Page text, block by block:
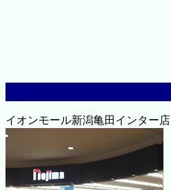
イオンモール新潟亀田インター店